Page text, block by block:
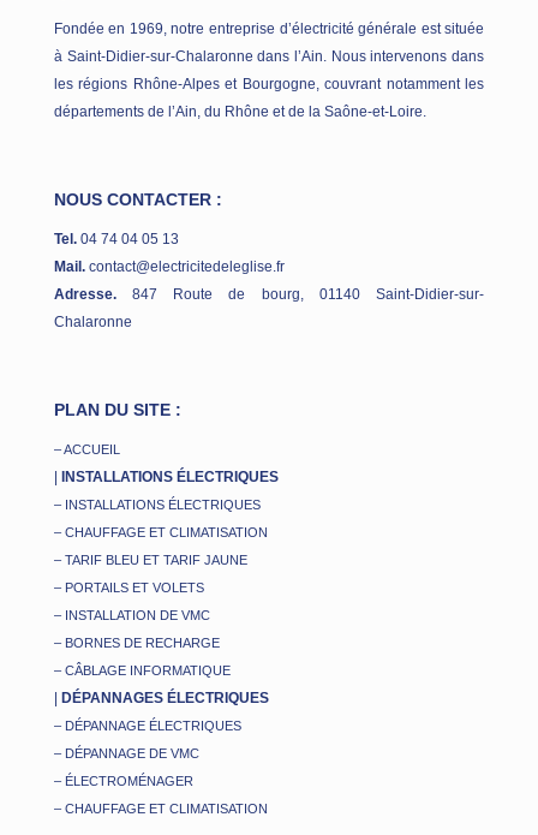
Fondée en 1969, notre entreprise d’électricité générale est située
à Saint-Didier-sur-Chalaronne dans l’Ain. Nous intervenons dans
les régions Rhône-Alpes et Bourgogne, couvrant notamment les
départements de l’Ain, du Rhône et de la Saône-et-Loire.
NOUS CONTACTER :
Tel.04 74 04 05 13
Mail.contact@electricitedeleglise.fr
Adresse.847 Route de bourg, 01140 Saint-Didier-sur-
Chalaronne
PLAN DU SITE :
– ACCUEIL
INSTALLATIONS ÉLECTRIQUES
– INSTALLATIONS ÉLECTRIQUES
– CHAUFFAGE ET CLIMATISATION
– TARIF BLEU ET TARIF JAUNE
– PORTAILS ET VOLETS
– INSTALLATION DE VMC
– BORNES DE RECHARGE
– CÂBLAGE INFORMATIQUE
DÉPANNAGES ÉLECTRIQUES
– DÉPANNAGE ÉLECTRIQUES
– DÉPANNAGE DE VMC
– ÉLECTROMÉNAGER
– CHAUFFAGE ET CLIMATISATION